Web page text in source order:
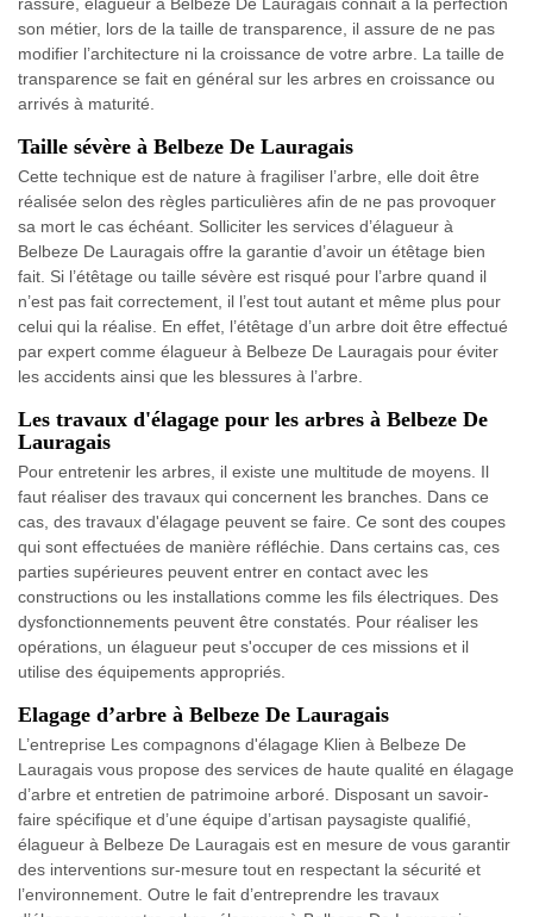
rassuré, élagueur à Belbeze De Lauragais connait à la perfection
son métier, lors de la taille de transparence, il assure de ne pas
modifier l’architecture ni la croissance de votre arbre. La taille de
transparence se fait en général sur les arbres en croissance ou
arrivés à maturité.
Taille sévère à Belbeze De Lauragais
Cette technique est de nature à fragiliser l’arbre, elle doit être
réalisée selon des règles particulières afin de ne pas provoquer
sa mort le cas échéant. Solliciter les services d’élagueur à
Belbeze De Lauragais offre la garantie d’avoir un étêtage bien
fait. Si l’étêtage ou taille sévère est risqué pour l’arbre quand il
n’est pas fait correctement, il l’est tout autant et même plus pour
celui qui la réalise. En effet, l’étêtage d’un arbre doit être effectué
par expert comme élagueur à Belbeze De Lauragais pour éviter
les accidents ainsi que les blessures à l’arbre.
Les travaux d'élagage pour les arbres à Belbeze De
Lauragais
Pour entretenir les arbres, il existe une multitude de moyens. Il
faut réaliser des travaux qui concernent les branches. Dans ce
cas, des travaux d'élagage peuvent se faire. Ce sont des coupes
qui sont effectuées de manière réfléchie. Dans certains cas, ces
parties supérieures peuvent entrer en contact avec les
constructions ou les installations comme les fils électriques. Des
dysfonctionnements peuvent être constatés. Pour réaliser les
opérations, un élagueur peut s'occuper de ces missions et il
utilise des équipements appropriés.
Elagage d’arbre à Belbeze De Lauragais
L’entreprise Les compagnons d'élagage Klien à Belbeze De
Lauragais vous propose des services de haute qualité en élagage
d’arbre et entretien de patrimoine arboré. Disposant un savoir-
faire spécifique et d’une équipe d’artisan paysagiste qualifié,
élagueur à Belbeze De Lauragais est en mesure de vous garantir
des interventions sur-mesure tout en respectant la sécurité et
l’environnement. Outre le fait d’entreprendre les travaux